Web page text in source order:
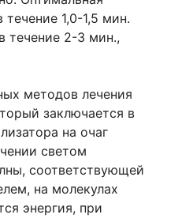
течение 1,0-1,5 мин.
течение 2-3 мин.,
методов лечения
заключается в
на очаг
светом
соответствующей
на молекулах
энергия, при